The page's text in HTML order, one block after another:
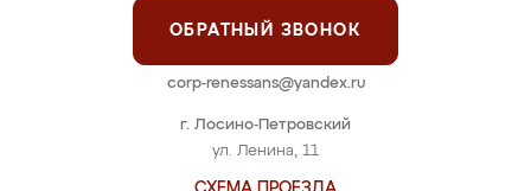
г. Лосино-Петровский
ул. Ленина, 11
ОБРАТНЫЙ ЗВОНОК
corp-renessans@yandex.ru